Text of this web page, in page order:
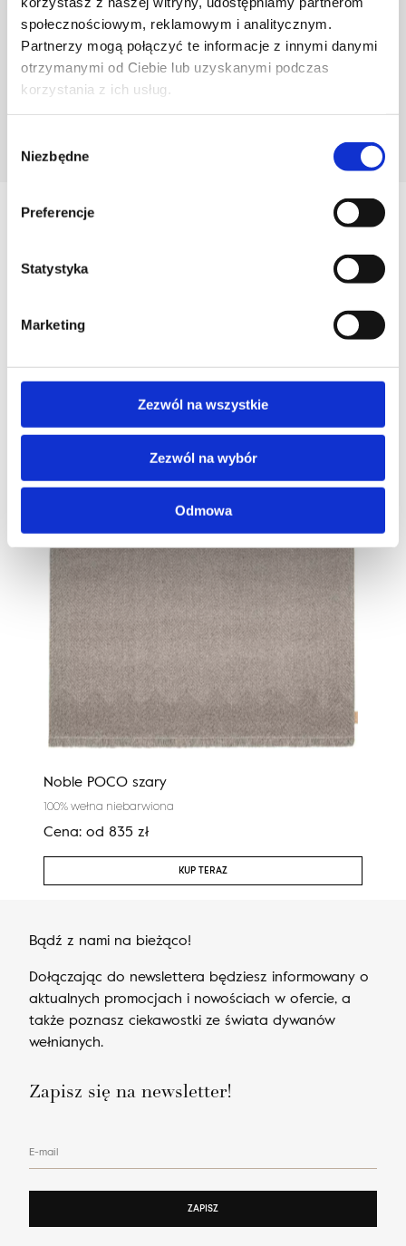
społecznościowym, reklamowym i analitycznym.
Partnerzy mogą połączyć te informacje z innymi danymi
otrzymanymi od Ciebie lub uzyskanymi podczas
korzystania z ich usług.
zgody
Niezbędne
Preferencje
Statystyka
Marketing
Zezwól na wszystkie
Zezwól na wybór
Odmowa
Zobacz
Noble POCO szary
100% wełna niebarwiona
Cena: od 835 zł
KUP TERAZ
Bądź z nami na bieżąco!
Dołączając do newslettera będziesz informowany o
aktualnych promocjach i nowościach w ofercie, a
także poznasz ciekawostki ze świata dywanów
wełnianych.
Zapisz się na newsletter!
E-mail
ZAPISZ